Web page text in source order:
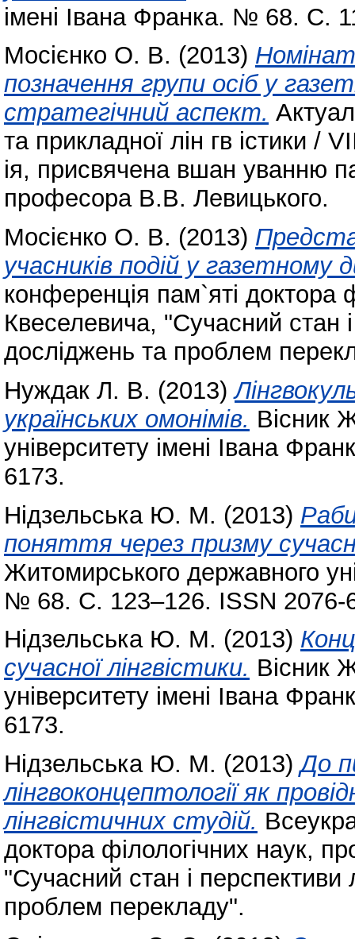
імені Івана Франка. № 68. С.
Мосієнко О. В. (2013)
позначення групи осіб у
стратегічний аспект.
та прикладної лін гв істики
ія, присвячена вшан уванню
професора В.В. Левицького.
Мосієнко О. В. (2013)
учасників подій у газетному
конференція пам`яті доктора
Квеселевича, "Сучасний стан
досліджень та проблем
Нуждак Л. В. (2013)
українських омонімів. Вісник
університету імені Івана
6173.
Нідзельська Ю. М. (2013)
поняття через призму
Житомирського державного
№ 68. С. 123–126. ISSN 2076-
Нідзельська Ю. М. (2013)
сучасної лінгвістики. Вісник
університету імені Івана
6173.
Нідзельська Ю. М. (2013)До
лінгвоконцептології як
лінгвістичних студій.
доктора філологічних наук,
"Сучасний стан і перспективи
проблем перекладу".